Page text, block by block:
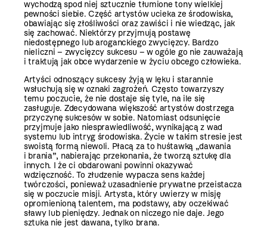
wychodzą spod niej sztucznie tłumione tony wielkiej
pewności siebie. Część artystów ucieka ze środowiska,
obawiając się złośliwości oraz zawiści i nie wiedząc, jak
się zachować. Niektórzy przyjmują postawę
niedostępnego lub aroganckiego zwycięzcy. Bardzo
nieliczni – zwycięzcy sukcesu – w ogóle go nie zauważają
i traktują jak obce wydarzenie w życiu obcego człowieka.
Artyści odnoszący sukcesy żyją w lęku i starannie
wsłuchują się w oznaki zagrożeń. Często towarzyszy
temu poczucie, że nie dostaje się tyle, na ile się
zasługuje. Zdecydowana większość artystów dostrzega
przyczynę sukcesów w sobie. Natomiast odsunięcie
przyjmuje jako niesprawiedliwość, wynikającą z wad
systemu lub intryg środowiska. Życie w takim stresie jest
swoistą formą niewoli. Płacą za to huśtawką „dawania
i brania”, nabierając przekonania, że tworzą sztukę dla
innych. I że ci obdarowani powinni okazywać
wdzięczność. To złudzenie wypacza sens każdej
twórczości, ponieważ uzasadnienie prywatne przeistacza
się w poczucie misji. Artysta, który uwierzy w misję
opromienioną talentem, ma podstawy, aby oczekiwać
sławy lub pieniędzy. Jednak on niczego nie daje. Jego
sztuka nie jest dawana, tylko brana.